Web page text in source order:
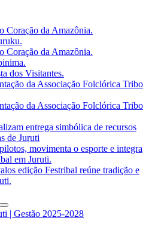
da Amazônia.
da Amazônia.
dos Visitantes.
da Associação Folclórica Tribo
da Associação Folclórica Tribo
entrega simbólica de recursos
de Juruti
movimenta o esporte e integra
em Juruti.
edição Festribal reúne tradição e